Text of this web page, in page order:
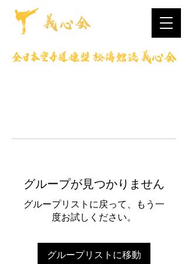
グループが見つかりません
グループリストに戻って、もう一
度お試しください。
グループリストに移動